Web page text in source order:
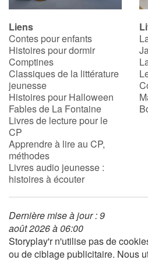
Liens
Contes pour enfants
Histoires pour dormir
Comptines
Classiques de la littérature
jeunesse
Histoires pour Halloween
Fables de La Fontaine
Livres de lecture pour le
CP
Apprendre à lire au CP,
méthodes
Livres audio jeunesse :
histoires à écouter
Dernière mise à jour : 9
août 2026 à 06:00
Storyplay'r n'utilise pas de
ou de ciblage publicitaire. Nous